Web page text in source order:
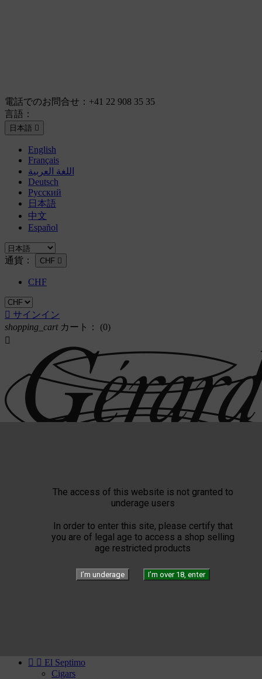
The access of this website is not granted to
underage users
In order to enter this site, please certify that
you are of legal age to access a shop selling
age restricted products
I’m underage I’m over 18, enter
電話でのお問合せ： +41 22 908 35 35
言語：
日本語 
English
Français
اللغة العربية
Deutsch
Русский
日本語
中文
Español
通貨： CHF 
CHF
 サインイン
shopping_cart カート：
(0)

Elie Bleu
Humidors
  El Septimo
Cigars